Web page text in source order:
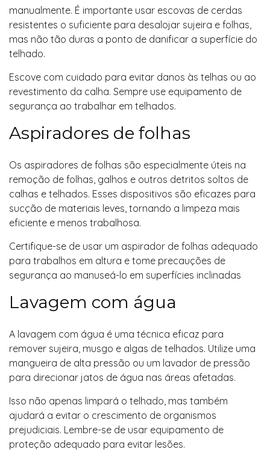
manualmente. É importante usar escovas de cerdas
resistentes o suficiente para desalojar sujeira e folhas,
mas não tão duras a ponto de danificar a superfície do
telhado.
Escove com cuidado para evitar danos às telhas ou ao
revestimento da calha. Sempre use equipamento de
segurança ao trabalhar em telhados.
Aspiradores de folhas
Os aspiradores de folhas são especialmente úteis na
remoção de folhas, galhos e outros detritos soltos de
calhas e telhados. Esses dispositivos são eficazes para
sucção de materiais leves, tornando a limpeza mais
eficiente e menos trabalhosa.
Certifique-se de usar um aspirador de folhas adequado
para trabalhos em altura e tome precauções de
segurança ao manuseá-lo em superfícies inclinadas
Lavagem com água
A lavagem com água é uma técnica eficaz para
remover sujeira, musgo e algas de telhados. Utilize uma
mangueira de alta pressão ou um lavador de pressão
para direcionar jatos de água nas áreas afetadas.
Isso não apenas limpará o telhado, mas também
ajudará a evitar o crescimento de organismos
prejudiciais. Lembre-se de usar equipamento de
proteção adequado para evitar lesões.